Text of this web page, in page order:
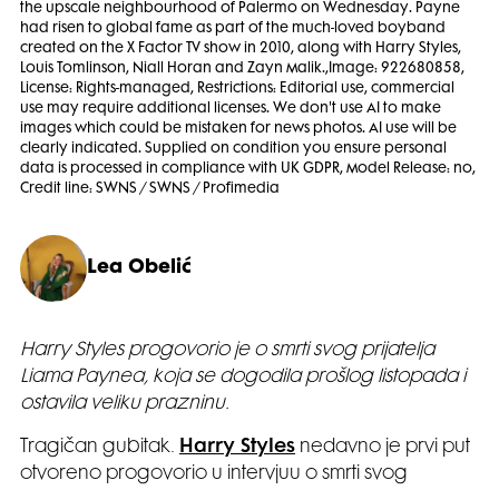
the upscale neighbourhood of Palermo on Wednesday. Payne
had risen to global fame as part of the much-loved boyband
created on the X Factor TV show in 2010, along with Harry Styles,
Louis Tomlinson, Niall Horan and Zayn Malik.,Image: 922680858,
License: Rights-managed, Restrictions: Editorial use, commercial
use may require additional licenses. We don't use AI to make
images which could be mistaken for news photos. AI use will be
clearly indicated. Supplied on condition you ensure personal
data is processed in compliance with UK GDPR, Model Release: no,
Credit line: SWNS / SWNS / Profimedia
Lea Obelić
Harry Styles progovorio je o smrti svog prijatelja
Liama Paynea, koja se dogodila prošlog listopada i
ostavila veliku prazninu.
Tragičan gubitak. Harry Styles nedavno je prvi put
otvoreno progovorio u intervjuu o smrti svog